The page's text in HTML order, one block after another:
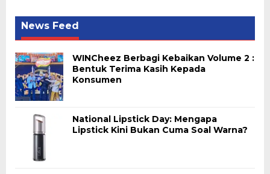
News Feed
WINCheez Berbagi Kebaikan Volume 2 :
Bentuk Terima Kasih Kepada
Konsumen
National Lipstick Day: Mengapa
Lipstick Kini Bukan Cuma Soal Warna?